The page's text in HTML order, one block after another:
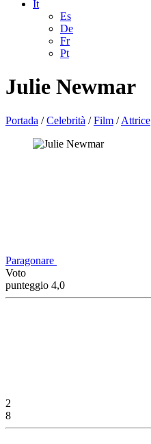
It
Es
De
Fr
Pt
Julie Newmar
Portada /Celebrità /Film /Attrice
Paragonare
Voto
punteggio 4,0
2
8